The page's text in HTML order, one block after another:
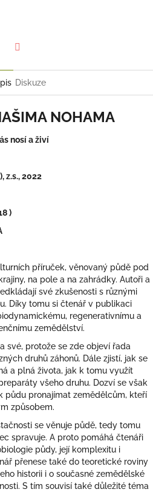
Diskuze
NOHAMA
nosí a živí
z.s., 2022
)
příruček, věnovaný půdě pod
na pole a na zahrádky. Autoři a
své zkušenosti s různými
Díky tomu si čtenář v publikaci
regenerativnímu a
zemědělství.
své, protože se zde objeví řada
druhů záhonů. Dále zjistí, jak se
a plná života, jak k tomu využít
všeho druhu. Dozví se však
půdu pronajímat zemědělcům, kteří
způsobem.
se věnuje půdě, tedy tomu
spravuje. A proto pomáhá čtenáři
půdy, její komplexitu i
přenese také do teoretické roviny
historii i o současné zemědělské
S tím souvisí také důležité téma